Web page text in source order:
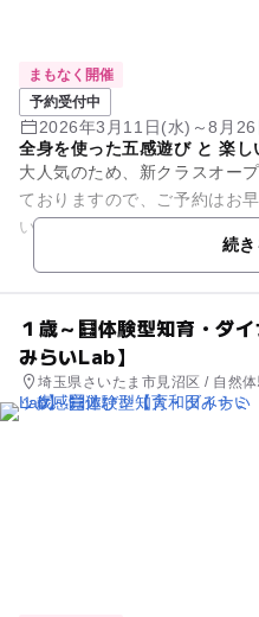
まもなく開催
予約受付中
2026年3月11日(水)～8月
全身を使った五感遊び と 楽し
大人気のため、新クラスオー
ておりますので、ご予約はお早めに♪ ・0歳って何を
続
１歳～🧮体験型知育・ダ
みらいLab】
埼玉県さいたま市見沼区 / 自然
ものづくり・学び体験 , 街なか